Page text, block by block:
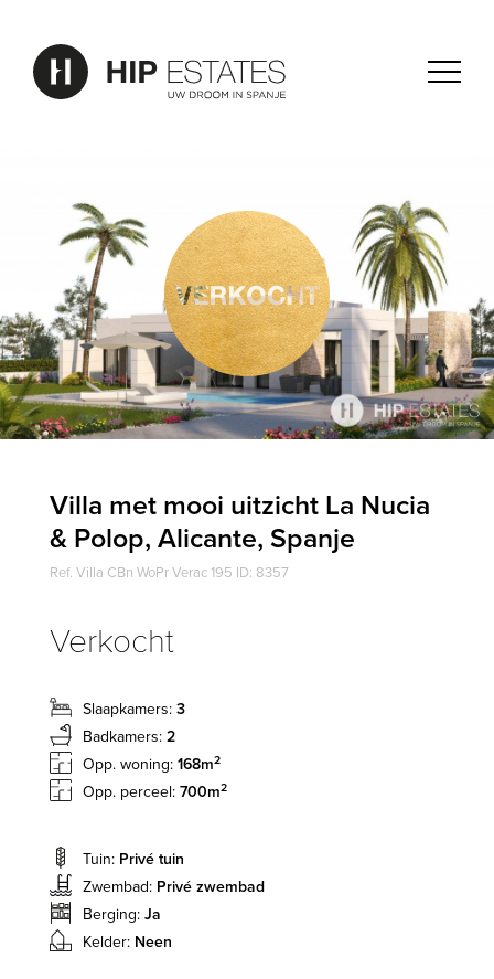
Villa met mooi uitzicht La Nucia
& Polop, Alicante, Spanje
Ref. Villa CBn WoPr Verac 195 ID: 8357
Verkocht
Slaapkamers: 3
Badkamers: 2
Opp. woning: 168m2
Opp. perceel: 700m2
Tuin: Privé tuin
Zwembad: Privé zwembad
Berging: Ja
Kelder: Neen